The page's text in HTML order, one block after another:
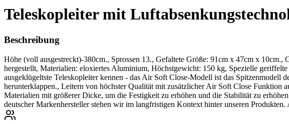
Teleskopleiter mit
Beschreibung
Höhe (voll ausgestreckt)-380cm., Sprossen 13., Gefaltete Größe: 91cm x 47cm x
hergestellt, Materialien: eloxiertes Aluminium, Höchstgewicht: 150 kg, Spezielle
ausgeklügeltste Teleskopleiter kennen - das Air Soft Close-Modell ist das
herunterklappen., Leitern von höchster Qualität mit zusätzlicher Air Soft Close
Materialien mit größerer Dicke, um die Festigkeit zu erhöhen und die Stabilität zu
deutscher Markenhersteller stehen wir im langfristigen Kontext hinter unseren